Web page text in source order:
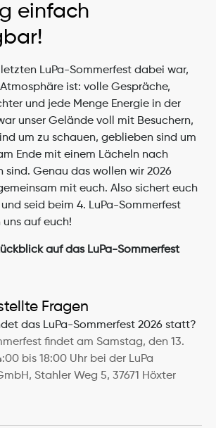
einfach
LuPa-Sommerfest dabei war,
ist: volle Gespräche,
und jede Menge Energie in der
unser Gelände voll mit Besuchern,
um zu schauen, geblieben sind um
Ende mit einem Lächeln nach
sind. Genau das wollen wir 2026
mit euch. Also sichert euch
seid beim 4. LuPa-Sommerfest
auf euch!
auf das LuPa-Sommerfest
Fragen
das LuPa-Sommerfest 2026 statt?
findet am Samstag, den 13.
bis 18:00 Uhr bei der LuPa
Stahler Weg 5, 37671 Höxter